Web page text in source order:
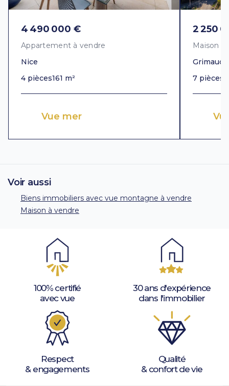
4 490 000 €
Appartement à vendre
Nice
4 pièces161 m²
Vue mer
2 250
Maison à
Grimaud
7 pièces
Voir aussi
Biens immobiliers avec vue montagne à vendre
Maison à vendre
100% certifié
avec vue
30 ans d'expérience
dans l'immobilier
Respect
& engagements
Qualité
& confort de vie